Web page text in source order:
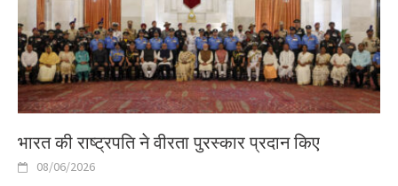
भारत की राष्ट्रपति ने वीरता पुरस्कार प्रदान किए
08/06/2026